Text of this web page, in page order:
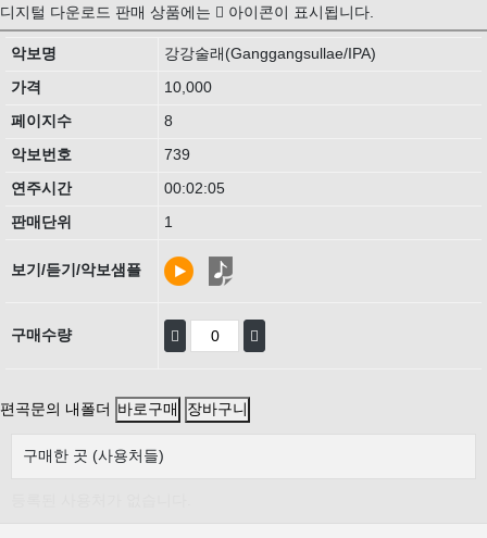
디지털 다운로드 판매 상품에는 아이콘이 표시됩니다.
악보명 강강술래(Ganggangsullae/IPA)
가격 10,000
페이지수 8
악보번호 739
연주시간 00:02:05
판매단위 1
보기/듣기/악보샘플
구매수량
편곡문의 내폴더
구매한 곳 (사용처들)